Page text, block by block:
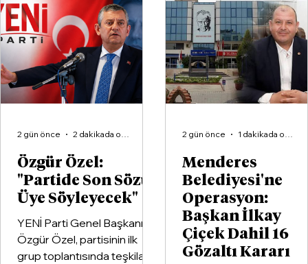
Özgür Özel:
"Partide Son Sözü
Üye Söyleyecek"
YENİ Parti Genel Başkanı
Özgür Özel, partisinin ilk
grup toplantısında teşkilat
2 gün önce 2 dakikada okunur
Menderes
Belediyesi'ne
Operasyon:
Başkan İlkay
Çiçek Dahil 16
Gözaltı Kararı
2 gün önce 1 dakikada okunur
Özgür Özel’den AK Partili İnan’a zehir
zemberek sözler: "Saygısız ve ağzı bozuk
vekil!"